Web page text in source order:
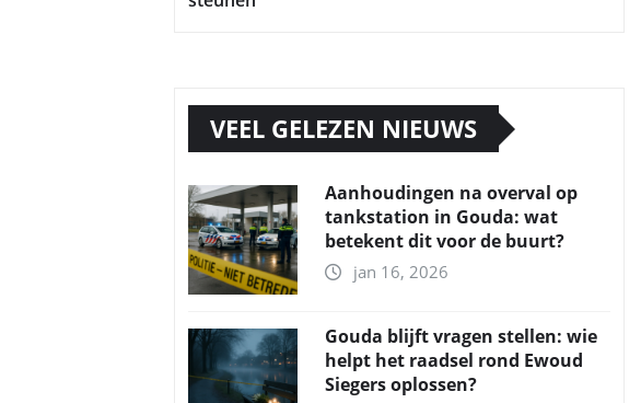
VEEL GELEZEN NIEUWS
Aanhoudingen na overval op
tankstation in Gouda: wat
betekent dit voor de buurt?
jan 16, 2026
Gouda blijft vragen stellen: wie
helpt het raadsel rond Ewoud
Siegers oplossen?